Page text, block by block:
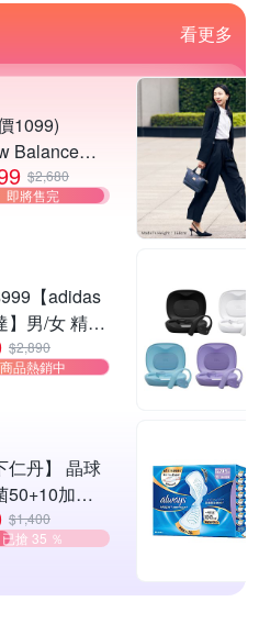
看更多
1099)
Balance】
女/中性_多
路獨家款)
$2,680
即將售完
【adidas
】男/女 精選
閒鞋 任選
$2,890
商品熱銷中
仁丹】 晶球
50+10加強
包/盒)
$1,400
已搶 35 ％